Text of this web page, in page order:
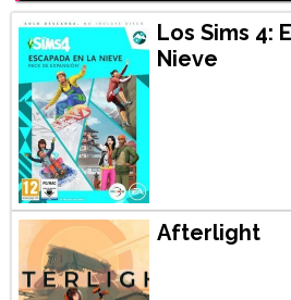
Los Sims 4:
Nieve
Afterlight